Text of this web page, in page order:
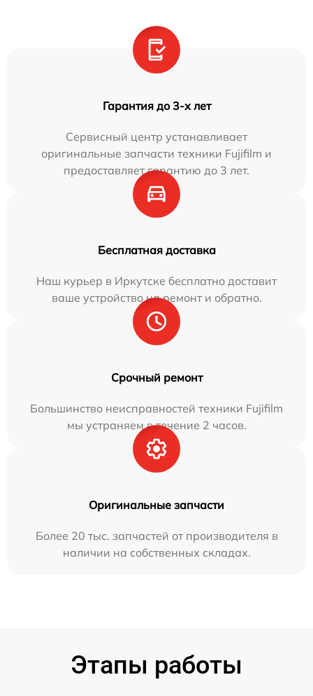
Гарантия до 3-х лет
Сервисный центр устанавливает
оригинальные запчасти техники Fujifilm и
предоставляет гарантию до 3 лет.
Бесплатная доставка
Наш курьер в Иркутске бесплатно доставит
ваше устройство на ремонт и обратно.
Срочный ремонт
Большинство неисправностей техники Fujifilm
мы устраняем в течение 2 часов.
Оригинальные запчасти
Более 20 тыс. запчастей от производителя в
наличии на собственных складах.
Этапы работы